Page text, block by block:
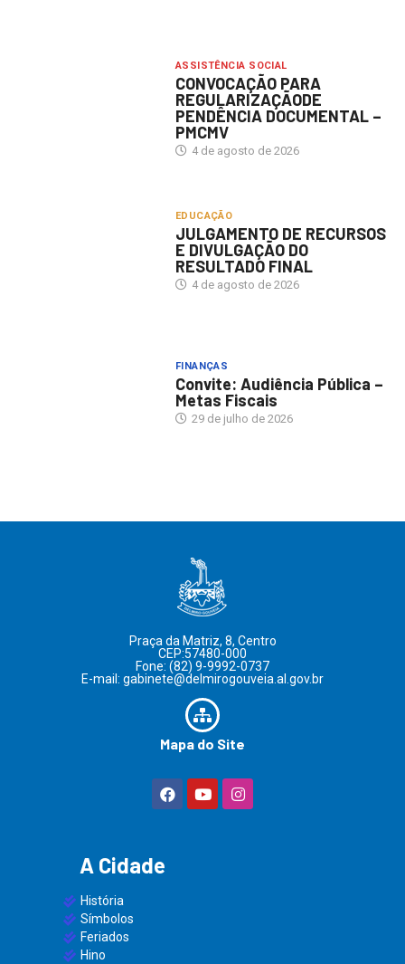
ASSISTÊNCIA SOCIAL
CONVOCAÇÃO PARA
REGULARIZAÇÃODE
PENDÊNCIA DOCUMENTAL –
PMCMV
4 de agosto de 2026
EDUCAÇÃO
JULGAMENTO DE RECURSOS
E DIVULGAÇÃO DO
RESULTADO FINAL
4 de agosto de 2026
FINANÇAS
Convite: Audiência Pública –
Metas Fiscais
29 de julho de 2026
Praça da Matriz, 8, Centro
CEP:57480-000
Fone: (82) 9-9992-0737
E-mail: gabinete@delmirogouveia.al.gov.br
Mapa do Site
A Cidade
História
Símbolos
Feriados
Hino